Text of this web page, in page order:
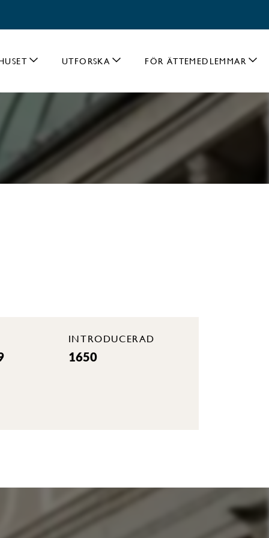
UTFORSKA FÖR ÄTTEMEDLEMMAR
INTRODUCERAD
1650